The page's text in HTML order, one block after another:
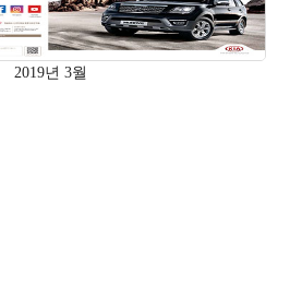
2019년 3월